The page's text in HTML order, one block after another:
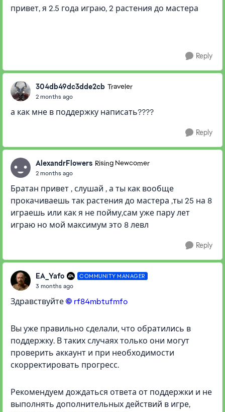
привет, я 2.5 года играю, 2 растения до мастера
Reply
304db49dc3dde2cb Traveler
2 months ago
а как мне в поддержку написать????
Reply
AlexandrFlowers Rising Newcomer
2 months ago
Братан привет , слушай , а ты как вообще
прокачиваешь так растения до мастера ,ты 25 на 8
играешь или как я не пойму,сам уже пару лет
играю но мой максимум это 8 левл
Reply
EA_Yafo COMMUNITY MANAGER
3 months ago
Здравствуйте rf84mbtufmfo​
Вы уже правильно сделали, что обратились в
поддержку. В таких случаях только они могут
проверить аккаунт и при необходимости
скорректировать прогресс.
Рекомендуем дождаться ответа от поддержки и не
выполнять дополнительных действий в игре,